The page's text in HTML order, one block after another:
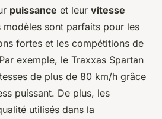
puissance et leur vitesse
modèles sont parfaits pour les
fortes et les compétitions de
exemple, le Traxxas Spartan
de plus de 80 km/h grâce
puissant. De plus, les
utilisés dans la